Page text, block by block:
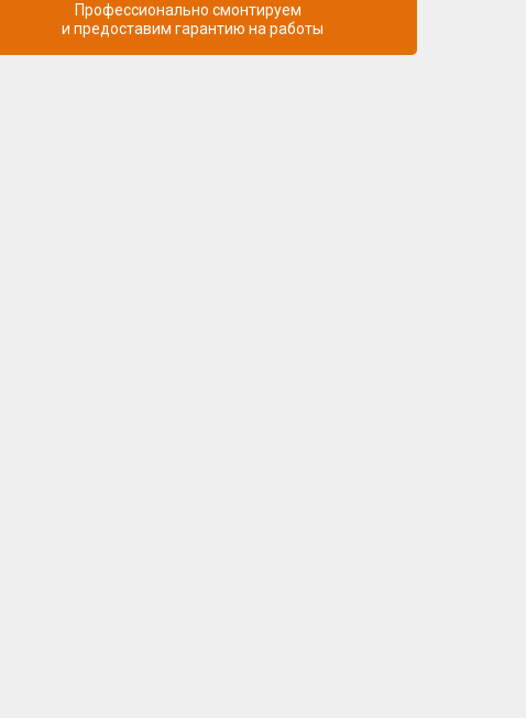
Профессионально смонтируем
и предоставим гарантию на работы